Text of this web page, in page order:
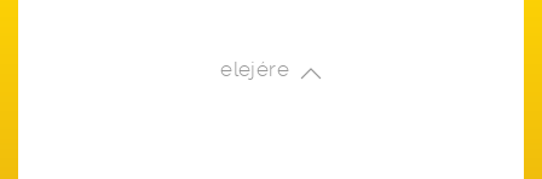
elejére